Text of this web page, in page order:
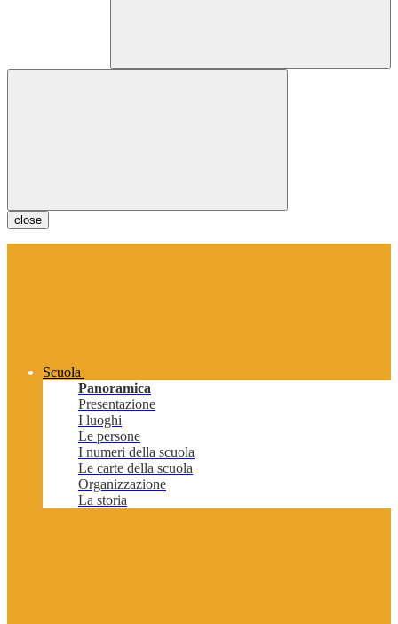
close
Scuola
Panoramica
Presentazione
I luoghi
Le persone
I numeri della scuola
Le carte della scuola
Organizzazione
La storia